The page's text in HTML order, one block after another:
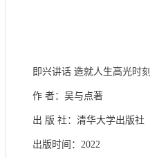
即兴讲话 造就人生高光时刻
作 者：吴与点著
出 版 社：清华大学出版社
出版时间：2022